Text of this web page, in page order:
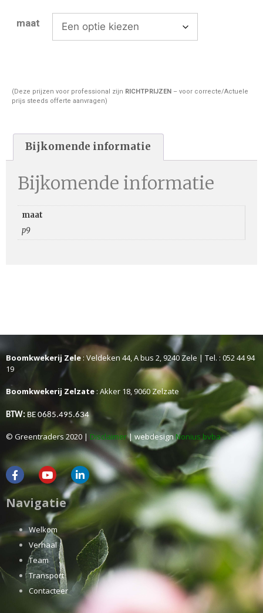
maat
(Deze prijzen voor professional zijn RICHTPRIJZEN – voor correcte/Actuele
prijs steeds offerte aanvragen)
Bijkomende informatie
Bijkomende informatie
maat
p9
Boomkwekerij Zele: Veldeken 44, A bus 2, 9240 Zele | Tel. : 052 44 94
19
Boomkwekerij Zelzate : Akker 18, 9060 Zelzate
BTW: BE 0685.495.634
© Greentraders 2020 | Disclaimer| webdesignNonius bvba
Navigatie
Welkom
Verhaal
Team
Transport
Contacteer